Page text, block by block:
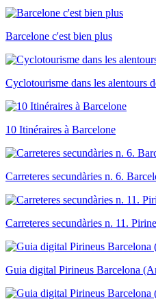
Barcelone c'est bien plus
Cyclotourisme dans les alentours
10 Itinéraires à Barcelone
Carreteres secundàries n. 6.
Carreteres secundàries n. 11.
Guia digital Pirineus Barcelona